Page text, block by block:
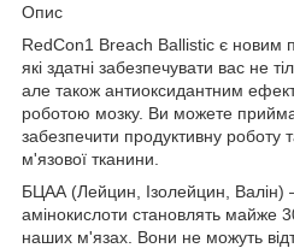
Опис
RedCon1 Breach Ballistic є новим
які здатні забезпечувати вас не
але також антиоксидантним
роботою мозку. Ви можете
забезпечити продуктивну роботу
м'язової тканини.
БЦАА (Лейцин, Ізолейцин, Валін)
амінокислоти становлять майже
наших м'язах. Вони не можуть